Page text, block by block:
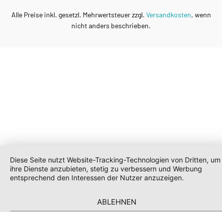
Alle Preise inkl. gesetzl. Mehrwertsteuer zzgl. Versandkosten, wenn
nicht anders beschrieben.
Diese Seite nutzt Website-Tracking-Technologien von Dritten, um
ihre Dienste anzubieten, stetig zu verbessern und Werbung
entsprechend den Interessen der Nutzer anzuzeigen.
ABLEHNEN